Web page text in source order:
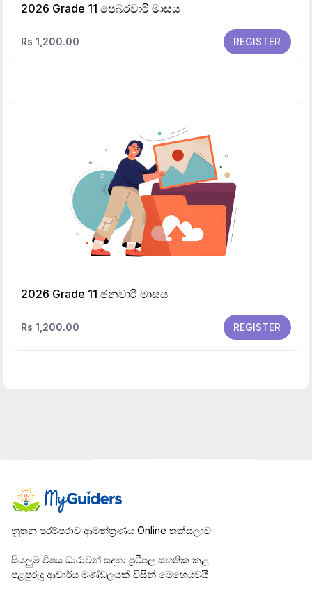
2026 Grade 11 පෙබරවාරි මාසය
Rs 1,200.00 REGISTER
2026 Grade 11 ජනවාරි මාසය
Rs 1,200.00 REGISTER
නූතන පරම්පරාව ආමන්ත්‍රණය Online තක්සලාව
සියලුම විෂය ධාරාවන් සදහා ප්‍රථිපල සහතික කළ
පළපුරුදු ආචාර්ය මණ්ඩලයක් විසින් මෙහෙයවයි